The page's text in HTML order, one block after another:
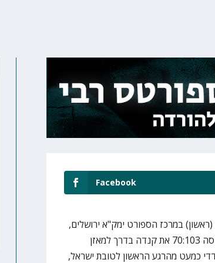
Facebook
המכבייה ה-21 נמשך היום (ראשון) במרכז הספורט ימק"א ירושלים,
כשבמוקד כמובן הנבחרת הביתית, ישראל, שהביסה 70:103 את קנדה בדרך למאזן
חד צדדי כמעט מהרגע הראשון לטובת ישראל,